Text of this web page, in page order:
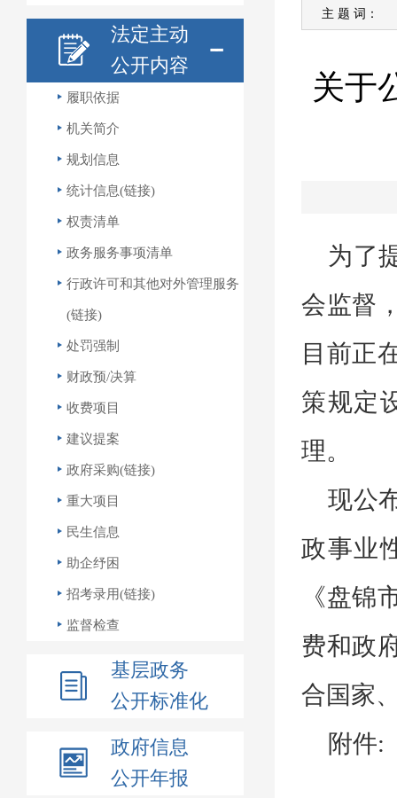
法定主动
公开内容
履职依据
机关简介
规划信息
统计信息(链接)
权责清单
政务服务事项清单
行政许可和其他对外管理服务
(链接)
处罚强制
财政预/决算
收费项目
建议提案
政府采购(链接)
重大项目
民生信息
助企纾困
招考录用(链接)
监督检查
基层政务
公开标准化
政府信息
公开年报
主 题 词：
关于
为了
会监督
目前正
策规定
理。
现公
政事业
《盘锦
费和政
合国家
附件: